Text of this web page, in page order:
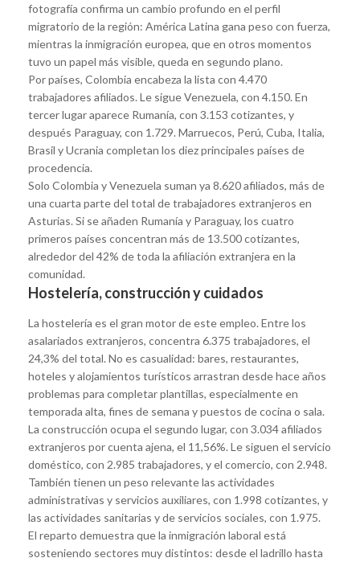
fotografía confirma un cambio profundo en el perfil
migratorio de la región: América Latina gana peso con fuerza,
mientras la inmigración europea, que en otros momentos
tuvo un papel más visible, queda en segundo plano.
Por países, Colombia encabeza la lista con 4.470
trabajadores afiliados. Le sigue Venezuela, con 4.150. En
tercer lugar aparece Rumanía, con 3.153 cotizantes, y
después Paraguay, con 1.729. Marruecos, Perú, Cuba, Italia,
Brasil y Ucrania completan los diez principales países de
procedencia.
Solo Colombia y Venezuela suman ya 8.620 afiliados, más de
una cuarta parte del total de trabajadores extranjeros en
Asturias. Si se añaden Rumanía y Paraguay, los cuatro
primeros países concentran más de 13.500 cotizantes,
alrededor del 42% de toda la afiliación extranjera en la
comunidad.
Hostelería, construcción y cuidados
La hostelería es el gran motor de este empleo. Entre los
asalariados extranjeros, concentra 6.375 trabajadores, el
24,3% del total. No es casualidad: bares, restaurantes,
hoteles y alojamientos turísticos arrastran desde hace años
problemas para completar plantillas, especialmente en
temporada alta, fines de semana y puestos de cocina o sala.
La construcción ocupa el segundo lugar, con 3.034 afiliados
extranjeros por cuenta ajena, el 11,56%. Le siguen el servicio
doméstico, con 2.985 trabajadores, y el comercio, con 2.948.
También tienen un peso relevante las actividades
administrativas y servicios auxiliares, con 1.998 cotizantes, y
las actividades sanitarias y de servicios sociales, con 1.975.
El reparto demuestra que la inmigración laboral está
sosteniendo sectores muy distintos: desde el ladrillo hasta